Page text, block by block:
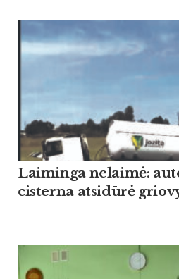
Laiminga nelaimė:
cisterna atsidūrė